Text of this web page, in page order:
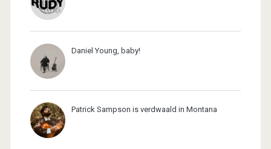
Daniel Young, baby!
Patrick Sampson is verdwaald in Montana